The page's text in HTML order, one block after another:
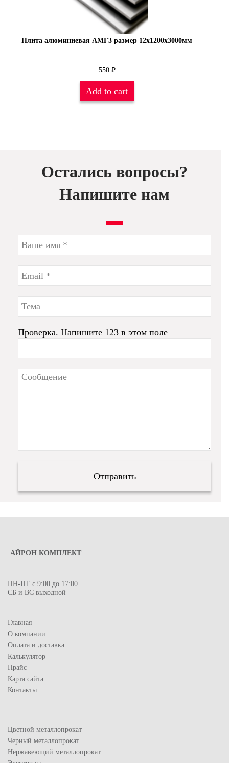
Плита алюминиевая АМГ3 размер 12х1200х3000мм
550 ₽
Add to cart
Остались вопросы?
Напишите нам
Проверка. Напишите 123 в этом поле
АЙРОН КОМПЛЕКТ
ПН-ПТ с 9:00 до 17:00
СБ и ВС выходной
Главная
О компании
Оплата и доставка
Калькулятор
Прайс
Карта сайта
Контакты
Цветной металлопрокат
Черный металлопрокат
Нержавеющий металлопрокат